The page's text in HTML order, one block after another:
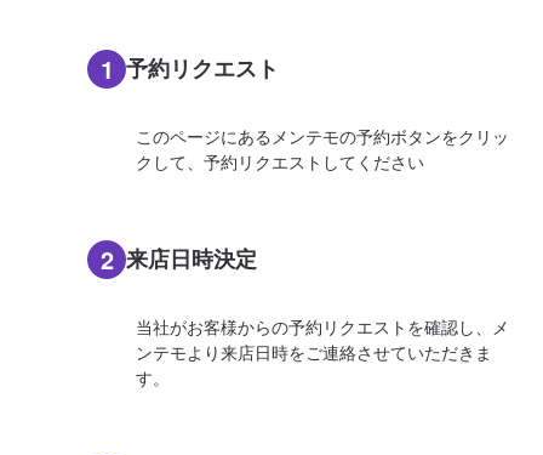
1 予約リクエスト
このページにあるメンテモの予約ボタンをクリッ
クして、予約リクエストしてください
2 来店日時決定
当社がお客様からの予約リクエストを確認し、メ
ンテモより来店日時をご連絡させていただきま
す。